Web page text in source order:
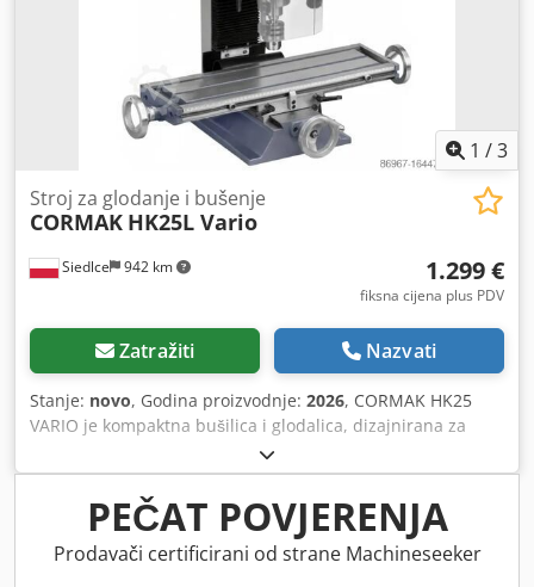
1 /3
Siedlce 942 km
Stroj za glodanje i bušenje
CORMAK HK25L Vario
1.299 €
fiksna cijena plus PDV
Zatražiti Nazvati
Stanje: novo, Godina proizvodnje: 2026, CORMAK HK25
VARIO je kompaktna bušilica i glodalica, dizajnirana za
raznovrsne primjene. Odlična za majstore i profesionalce,
ova mašina nudi ne samo kompaktne dimenzije, već i
iznimnu funkcionalnost. Opremljena stožastom osovinom
MK3, ova glodalica osigurava stabilnost i preciznost
obrade. Digitalni prikaz brzine vrtnje osovine omogućuje
PEČAT POVJERENJA
Prodavači certificirani od strane Machineseeker